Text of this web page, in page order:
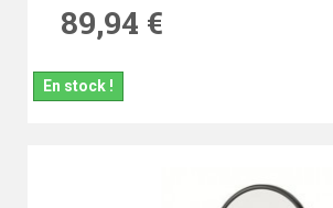
89,94 €
En stock !